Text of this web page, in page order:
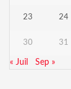
23 24
30 31
« Juil Sep »